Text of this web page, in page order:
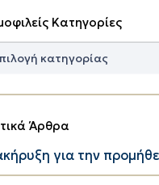
Κατηγορίες
Άρθρα
για την